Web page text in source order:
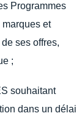
Programmes
et
ses offres,
;
souhaitant
dans un délai